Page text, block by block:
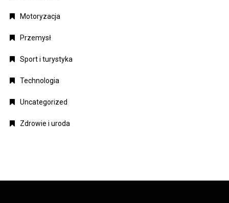
Motoryzacja
Przemysł
Sport i turystyka
Technologia
Uncategorized
Zdrowie i uroda